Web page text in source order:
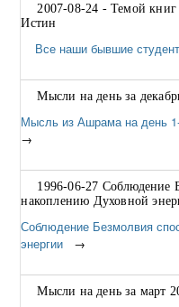
2007-08-24 - Темой
Истин
Все наши бывшие
Мысли на день за
Мысль из Ашрама на день
→
1996-06-27 Соблюдение
накоплению Духовной
Соблюдение Безмолвия
энергии
→
Мысли на день за март